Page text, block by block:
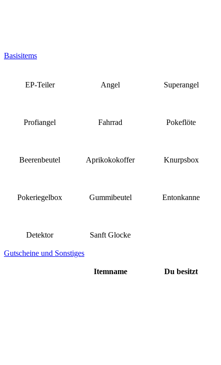
Basisitems
EP-Teiler Angel Superangel
Profiangel Fahrrad Pokeflöte
Beerenbeutel Aprikokokoffer Knurpsbox
Pokeriegelbox Gummibeutel Entonkanne
Detektor Sanft Glocke
Gutscheine und Sonstiges
Itemname Du besitzt